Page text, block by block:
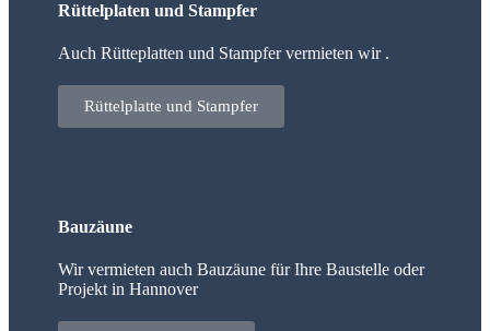
Rüttelplaten und Stampfer
Auch Rütteplatten und Stampfer vermieten wir .
Rüttelplatte und Stampfer
Bauzäune
Wir vermieten auch Bauzäune für Ihre Baustelle oder
Projekt in Hannover